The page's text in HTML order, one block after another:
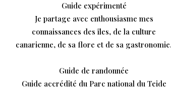
Guide expérimenté
Je partage avec enthousiasme mes
connaissances des îles, de la culture
canarienne, de sa flore et de sa gastronomie.
Guide de randonnée
Guide accrédité du Parc national du Teide